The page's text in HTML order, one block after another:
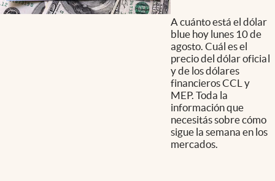
A cuánto está el dólar
blue hoy lunes 10 de
agosto. Cuál es el
precio del dólar oficial
y de los dólares
financieros CCL y
MEP. Toda la
información que
necesitás sobre cómo
sigue la semana en los
mercados.